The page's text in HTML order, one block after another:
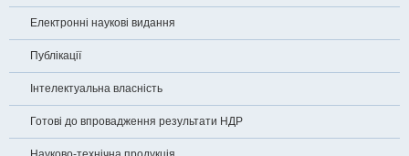
Електронні наукові видання
Публікації
Інтелектуальна власність
Готові до впровадження результати НДР